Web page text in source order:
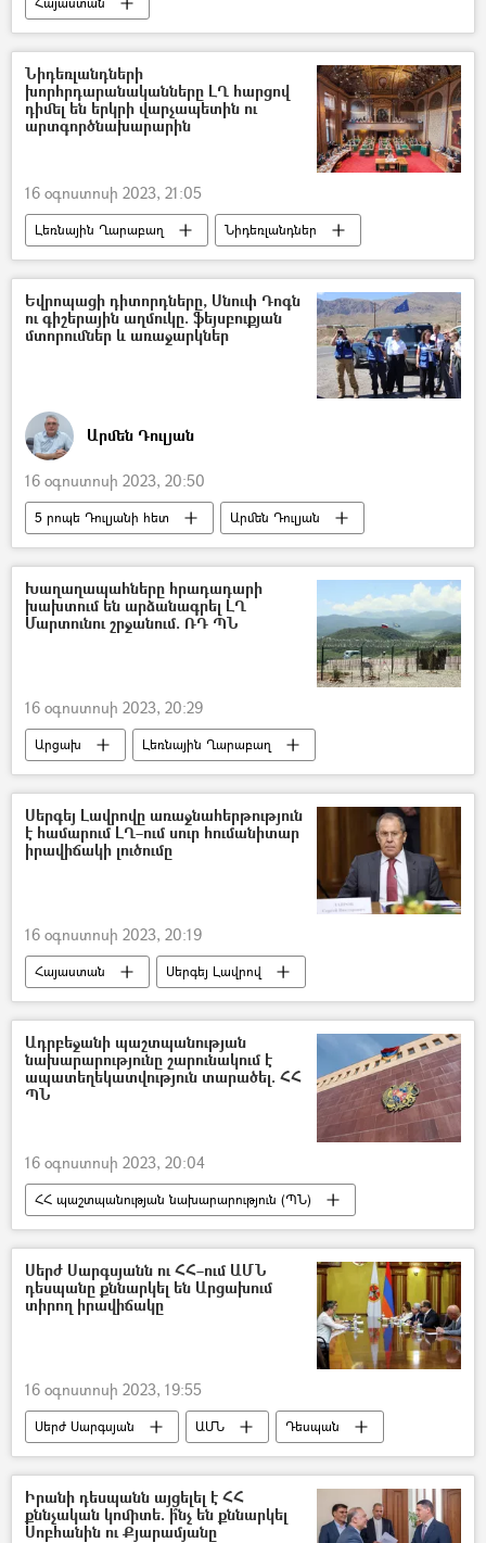
Հարավկովկասյան երկաթուղի (ՀԿԵ)
երկաթուղի
Նիդեռլանդների
խորհրդարանականները ԼՂ հարցով
դիմել են երկրի վարչապետին ու
արտգործնախարարին
16 օգոստոսի 2023, 21:05
Լեռնային Ղարաբաղ
Նիդեռլանդներ
Միավորված ազգերի կազմակերպություն (ՄԱԿ)
Տիգրան Բալայան
Եվրոպացի դիտորդները, Սնուփ Դոգն
ու գիշերային աղմուկը. ֆեյսբուքյան
մտորումներ և առաջարկներ
Արմեն Դուլյան
16 օգոստոսի 2023, 20:50
5 րոպե Դուլյանի հետ
Արմեն Դուլյան
դիտորդ
Եվրամիություն
ԵՄ առաքելություն
Հայաստան
Արցախ
Խաղաղապահները հրադադարի
խախտում են արձանագրել ԼՂ
Մարտունու շրջանում. ՌԴ ՊՆ
16 օգոստոսի 2023, 20:29
Արցախ
Լեռնային Ղարաբաղ
հրադադար
խաղաղապահ
Սերգեյ Լավրովը առաջնահերթություն
է համարում ԼՂ–ում սուր հումանիտար
իրավիճակի լուծումը
16 օգոստոսի 2023, 20:19
Հայաստան
Սերգեյ Լավրով
Արարատ Միրզոյան
Լեռնային Ղարաբաղ
Ադրբեջանի պաշտպանության
նախարարությունը շարունակում է
ապատեղեկատվություն տարածել. ՀՀ
ՊՆ
16 օգոստոսի 2023, 20:04
ՀՀ պաշտպանության նախարարություն (ՊՆ)
կրակոց
Հայաստան
հայ-ադրբեջանական
Ադրբեջան
Ապատեղեկատվություն
Սերժ Սարգսյանն ու ՀՀ–ում ԱՄՆ
դեսպանը քննարկել են Արցախում
տիրող իրավիճակը
16 օգոստոսի 2023, 19:55
Սերժ Սարգսյան ԱՄՆ
Դեսպան
Քրիստինա Քվին
Լեռնային Ղարաբաղ
Արցախ
Լաչինի միջանցք
Իրանի դեսպանն այցելել է ՀՀ
քննչական կոմիտե. ի՞նչ են քննարկել
Սոբհանին ու Քյարամյանը